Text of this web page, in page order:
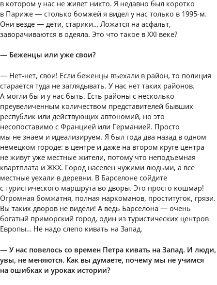
в котором у нас не живет никто. Я недавно был коротко
в Париже — столько бомжей я видел у нас только в 1995-м.
Они везде — дети, старики… Ложатся на асфальт,
заворачиваются в одеяла. Это что такое в XXI веке?
— Беженцы или уже свои?
— Нет-нет, свои! Если беженцы въехали в район, то полиция
старается туда не заглядывать. У нас нет таких районов.
А могли бы и у нас быть. Есть районы с несколько
преувеличенным количеством представителей бывших
республик или действующих автономий, но это
несопоставимо с Францией или Германией. Просто
мы не знаем и идеализируем. Я был года два назад в одном
немецком городе: в центре и даже на втором круге центра
не живут уже местные жители, потому что неподъемная
квартплата и ЖКХ. Город населен чужими людьми, а все
местные уехали в деревни. В Барселоне сойдите
с туристического маршрута во дворы. Это просто кошмар!
Огромная бомжатня, полная наркоманов, проституток, грязи.
Вы таких дворов не видели! А ведь Барселона — очень
богатый приморский город, один из туристических центров
Европы… Не надо слепо кивать на Запад.
— У нас повелось со времен Петра кивать на Запад. И люди,
увы, не меняются. Как вы думаете, почему мы не учимся
на ошибках и уроках истории?